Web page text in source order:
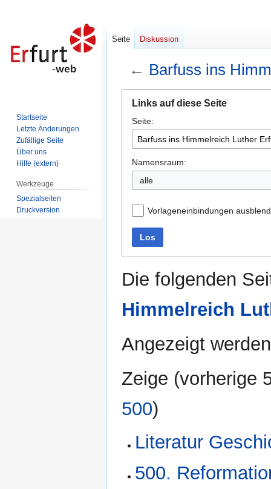
← Barfuss ins
Navigation
springen
Suche
springen
Links auf diese Seite
Seite:
Namensraum:
alle
Vorlageneinbindungen
Los
Die folgenden
Himmelreich
Angezeigt
Zeige (vorherige
500)
Literatur
500.
Seite Diskussion
Startseite
Letzte Änderungen
Zufällige Seite
Über uns
Hilfe (extern)
Werkzeuge
Spezialseiten
Druckversion